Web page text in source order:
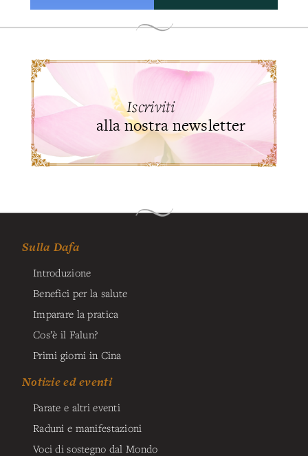
Iscriviti
alla nostra newsletter
Sulla Dafa
Introduzione
Benefici per la salute
Imparare la pratica
Cos’è il Falun?
Primi giorni in Cina
Notizie ed eventi
Parate e altri eventi
Raduni e manifestazioni
Voci di sostegno dal Mondo